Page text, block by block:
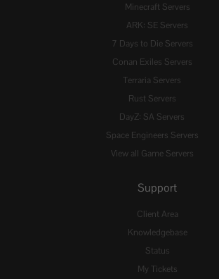
Minecraft Servers
ARK: SE Servers
7 Days to Die Servers
Conan Exiles Servers
Terraria Servers
Rust Servers
DayZ: SA Servers
Space Engineers Servers
View all Game Servers
Support
Client Area
Knowledgebase
Status
My Tickets